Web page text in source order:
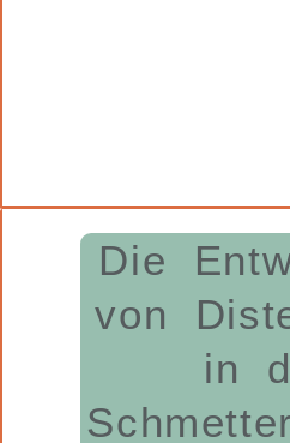
Die
von
in